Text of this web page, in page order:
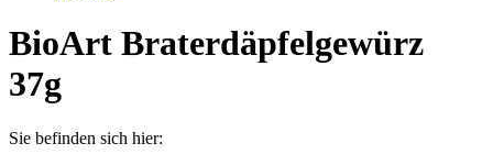
BioArt Braterdäpfelgewürz
37g
Sie befinden sich hier: